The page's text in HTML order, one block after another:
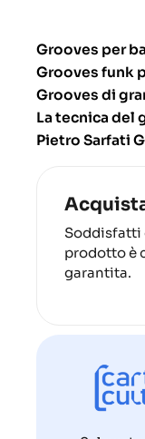
Grooves per
Grooves funk
Grooves di
La tecnica del
Pietro Sarfati
Soddisfatti
prodotto è
garantita.